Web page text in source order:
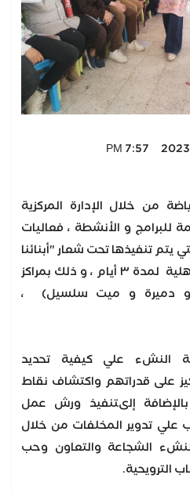
2023-
من خلال الإدارة المركزية
للبرامج و الأنشطة ، فعاليات
يتم تنفيذها تحت شعار "أبنائنا
مستقبلنا" ، بمحافظة الدقهلية لمدة ٣ أيام ، و ذلك بمراكز
و دميرة و ميت سلسيل) ،
النشء علي كيفية تحديد
على قدراتهم واكتشاف نقاط
بالإضافة إلىتنفيذ ورش عمل
علي تدوير المخلفات من خلال
الشجاعة والتعاون وحب
الترويحية.